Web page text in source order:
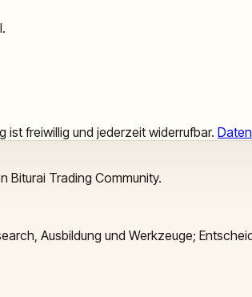
ist freiwillig und jederzeit widerrufbar.
Biturai Trading Community.
Ausbildung und Werkzeuge;